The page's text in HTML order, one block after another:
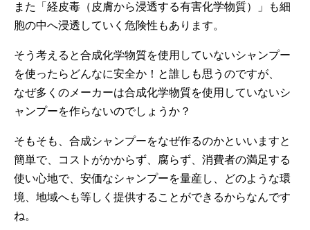
また「経皮毒（皮膚から浸透する有害化学物質）」も細
胞の中へ浸透していく危険性もあります。
そう考えると合成化学物質を使用していないシャンプー
を使ったらどんなに安全か！と誰しも思うのですが、
なぜ多くのメーカーは合成化学物質を使用していないシ
ャンプーを作らないのでしょうか？
そもそも、合成シャンプーをなぜ作るのかといいますと
簡単で、コストがかからず、腐らず、消費者の満足する
使い心地で、安価なシャンプーを量産し、どのような環
境、地域へも等しく提供することができるからなんです
ね。